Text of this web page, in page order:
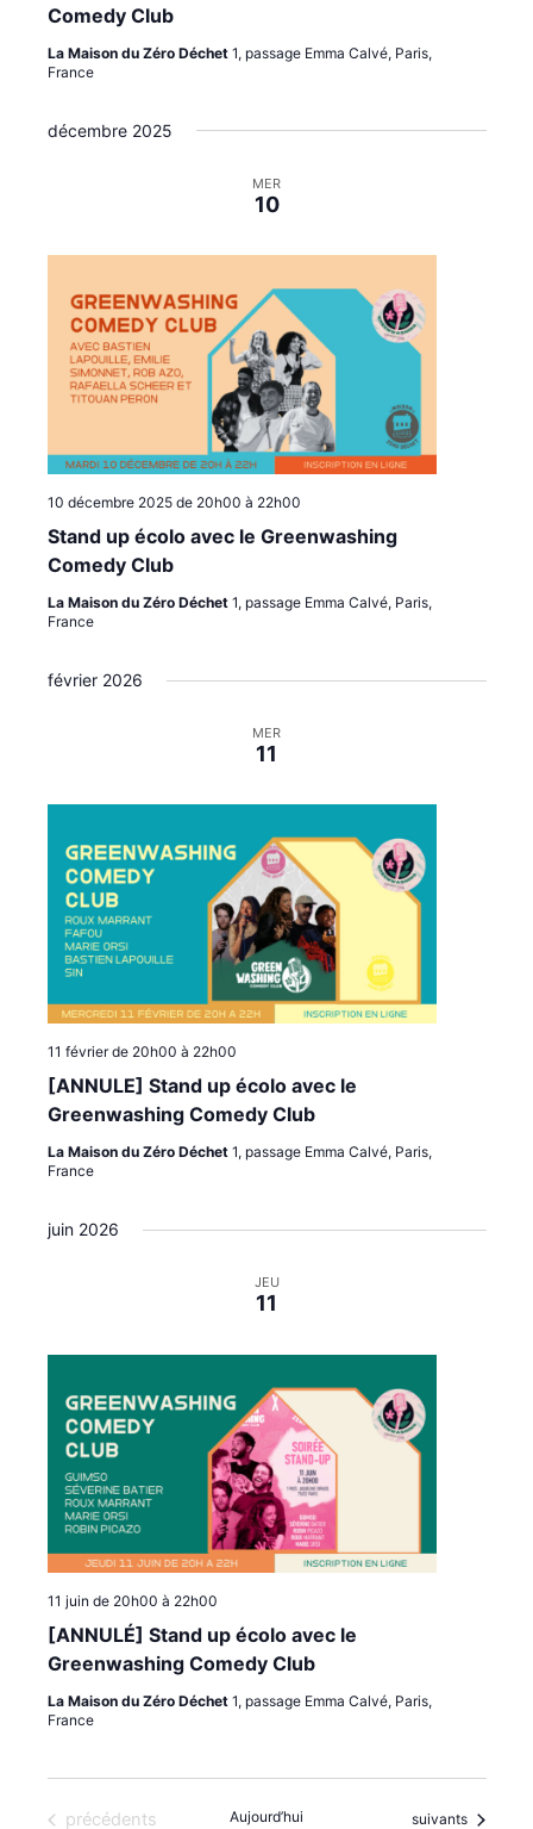
Comedy Club
La Maison du Zéro Déchet 1, passage Emma Calvé, Paris,
France
décembre 2025
MER
10
Stand up écolo avec le Greenwashing
Comedy Club
10 décembre 2025 de 20h00 à 22h00
La Maison du Zéro Déchet 1, passage Emma Calvé, Paris,
France
février 2026
MER
11
[ANNULE] Stand up écolo avec le
Greenwashing Comedy Club
11 février de 20h00 à 22h00
La Maison du Zéro Déchet 1, passage Emma Calvé, Paris,
France
juin 2026
JEU
11
[ANNULÉ] Stand up écolo avec le
Greenwashing Comedy Club
11 juin de 20h00 à 22h00
La Maison du Zéro Déchet 1, passage Emma Calvé, Paris,
France
Évènements
précédents Aujourd’hui Évènements
suivants